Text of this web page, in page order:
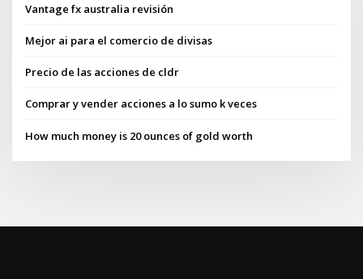
Vantage fx australia revisión
Mejor ai para el comercio de divisas
Precio de las acciones de cldr
Comprar y vender acciones a lo sumo k veces
How much money is 20 ounces of gold worth